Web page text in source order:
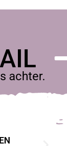
warme,
achter.